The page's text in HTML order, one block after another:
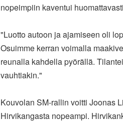
nopeimpiin kaventui
"Luotto autoon ja ajamiseen oli
Osuimme kerran voimalla
reunalla kahdella pyörällä.
vauhtiakin."
Kouvolan SM-rallin voitti Joonas
Hirvikangasta nopeampi.